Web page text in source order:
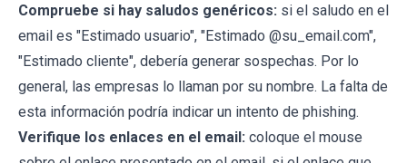
Compruebe si hay saludos genéricos: si el saludo en el
email es "Estimado usuario", "Estimado @su_email.com",
"Estimado cliente", debería generar sospechas. Por lo
general, las empresas lo llaman por su nombre. La falta de
esta información podría indicar un intento de phishing.
Verifique los enlaces en el email: coloque el mouse